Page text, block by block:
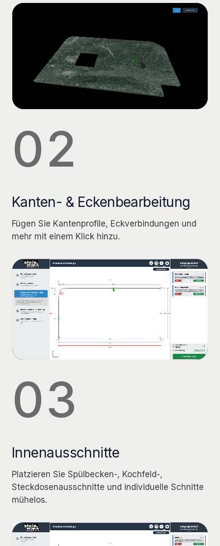
02
Kanten- & Eckenbearbeitung
Fügen Sie Kantenprofile, Eckverbindungen und
mehr mit einem Klick hinzu.
03
Innenausschnitte
Platzieren Sie Spülbecken-, Kochfeld-,
Steckdosenausschnitte und individuelle Schnitte
mühelos.